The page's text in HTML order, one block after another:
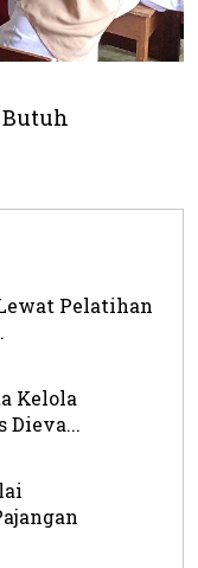
Butuh
Pelatihan
Kelola
Dieva...